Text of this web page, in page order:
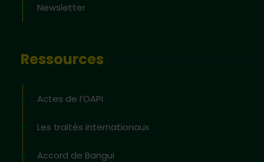
Newsletter
Ressources
Actes de l’OAPI
Les traités internationaux
Accord de Bangui